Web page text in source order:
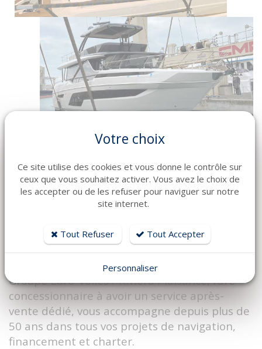
Groupe Euro-Voiles / Riviera Plaisance, rare
concessionnaire à avoir un service après-
vente dédié, vous accompagne depuis plus de
50 ans dans tous vos projets de navigation,
financement et charter.
Votre choix
Ce site utilise des cookies et vous donne le contrôle sur
ceux que vous souhaitez activer. Vous avez le choix de
les accepter ou de les refuser pour naviguer sur notre
site internet.
Tout Refuser Tout Accepter
Personnaliser